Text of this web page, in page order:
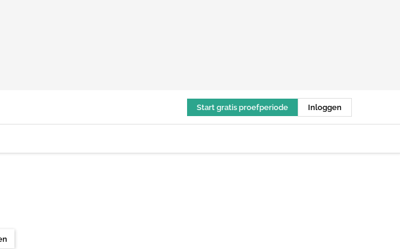
Start gratis proefperiode Inloggen